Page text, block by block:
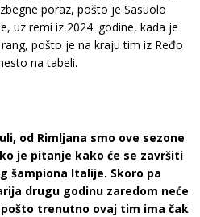
poraz, pošto je Sasuolo
uz remi iz 2024. godine, kada je
pošto je na kraju tim iz Ređo
na tabeli.
od Rimljana smo ove sezone
je pitanje kako će se završiti
šampiona Italije. Skoro pa
drugu godinu zaredom neće
trenutno ovaj tim ima čak